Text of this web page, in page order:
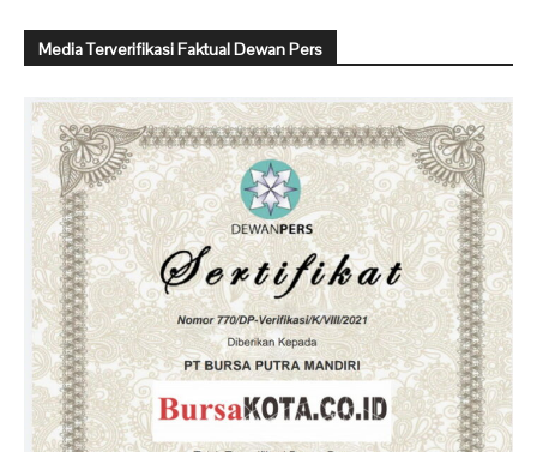
Media Terverifikasi Faktual Dewan Pers